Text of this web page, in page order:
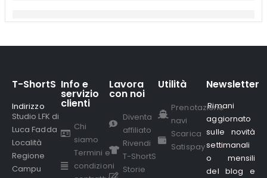
T-ShortS
Indirizzo
Studio LFK di
Luca Fadda
Località
Regione
Campu
Info e
servizio
clienti
Chi
siamo
Termini e
condizioni
Lavora
con noi
Diventa
affiliato
Rivendi
T-ShortS
Storie
Utilità
Prenotazione
navi
Scarica
Satispay
Newsletter
.Rimani
aggiornato
sulle novità
settimanali
o mensili
del blog e